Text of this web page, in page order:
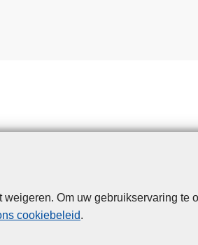
Om uw gebruikservaring te
cookiebeleid.
Toegankelijkheid